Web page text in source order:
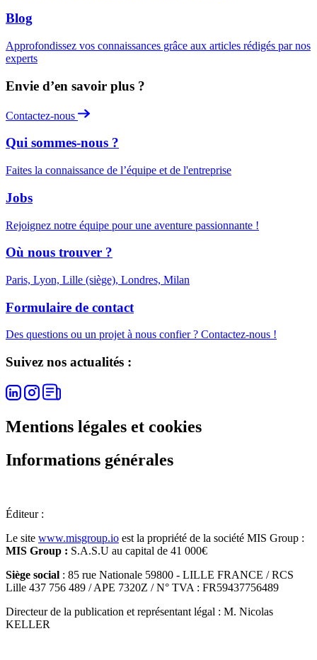
Blog
Approfondissez vos connaissances grâce aux articles rédigés par nos
experts
Envie d’en savoir plus ?
Contactez-nous
Qui sommes-nous ?
Faites la connaissance de l’équipe et de l'entreprise
Jobs
Rejoignez notre équipe pour une aventure passionnante !
Où nous trouver ?
Paris, Lyon, Lille (siège), Londres, Milan
Formulaire de contact
Des questions ou un projet à nous confier ? Contactez-nous !
Suivez nos actualités :
Mentions légales et cookies
Informations générales
Éditeur :
Le site www.misgroup.io est la propriété de la société MIS Group :
MIS Group : S.A.S.U au capital de 41 000€
Siège social : 85 rue Nationale 59800 - LILLE FRANCE / RCS
Lille 437 756 489 / APE 7320Z / N° TVA : FR59437756489
Directeur de la publication et représentant légal : M. Nicolas
KELLER